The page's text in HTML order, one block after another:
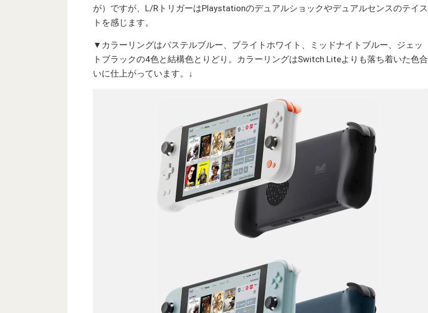
が）ですが、L/RトリガーはPlaystationのデュアルショックやデュアルセンスのテイス
トを感じます。
▼カラーリングはパステルブルー、ブライトホワイト、ミッドナイトブルー、ジェッ
トブラックの4色と結構色とりどり。カラーリングはSwitch Liteよりも落ち着いた色合
いに仕上がっています。↓